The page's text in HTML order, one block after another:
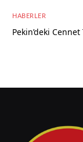
HABERLER
Pekin’deki